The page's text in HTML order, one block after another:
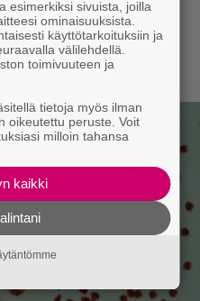
esimerkiksi sivuista, joilla
ominaisuuksista.
käyttötarkoituksiin ja
välilehdellä.
toimivuuteen ja
tietoja myös ilman
oikeutettu peruste. Voit
milloin tahansa
kaikki